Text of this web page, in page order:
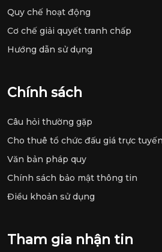
Quy chế hoạt động
Cơ chế giải quyết tranh chấp
Hướng dẫn sử dụng
Chính sách
Câu hỏi thường gặp
Cho thuê tổ chức đấu giá trực tuyến
Văn bản pháp quy
Chính sách bảo mật thông tin
Điều khoản sử dụng
Tham gia nhận tin